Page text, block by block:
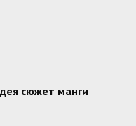
сюжет манги